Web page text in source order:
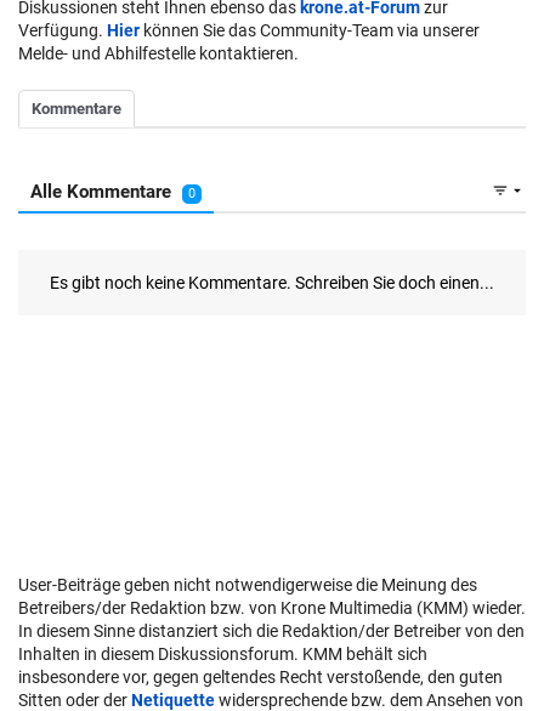
Diskussionen steht Ihnen ebenso das krone.at-Forumzur
Verfügung. Hier können Sie das Community-Team via unserer
Melde- und Abhilfestelle kontaktieren.
User-Beiträge geben nicht notwendigerweise die Meinung des
Betreibers/der Redaktion bzw. von Krone Multimedia (KMM) wieder.
In diesem Sinne distanziert sich die Redaktion/der Betreiber von den
Inhalten in diesem Diskussionsforum. KMM behält sich
insbesondere vor, gegen geltendes Recht verstoßende, den guten
Sitten oder derNetiquettewidersprechende bzw. dem Ansehen von